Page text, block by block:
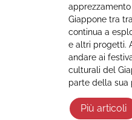
Giappone tra
continua a
e altri progetti.
andare ai
culturali del
parte della sua
Più articoli